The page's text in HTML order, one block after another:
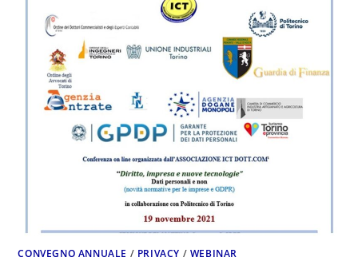
CONVEGNO ANNUALE / PRIVACY / WEBINAR